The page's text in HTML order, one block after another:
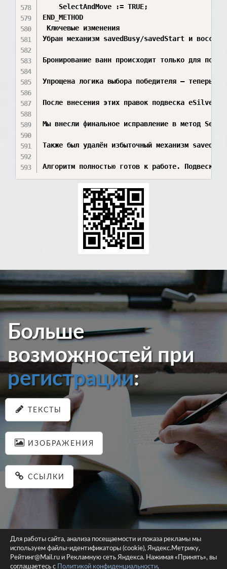
Больше
возможностей при
регистрации:
ТЕКСТЫ
ИЗОБРАЖЕНИЯ
ССЫЛКИ
© 2026 pastein.ru |Пользовательское соглашение|Политика
конфиденциальности
Для работы сайта, анализа посещаемости и показа рекламы мы
используем файлы-идентификаторы (cookie), Яндекс.Метрику,
Рейтинг@Mail.ru и Рекламную сеть Яндекса. Нажимая «Принять», вы
соглашаетесь с
Политикой конфиденциальности.